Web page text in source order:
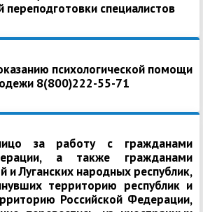
переподготовки специалистов
психологической помощи
8(800)222-55-71
за работу с гражданами
а также гражданами
и Луганских народных республик,
территорию республик и
Российской Федерации,